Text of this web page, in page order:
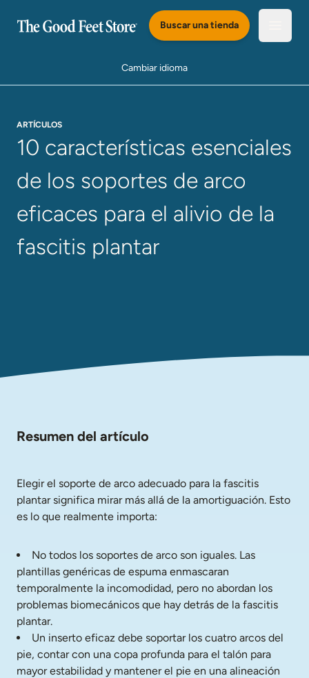
Buscar una tienda
Cambiar idioma
ARTÍCULOS
10 características esenciales
de los soportes de arco
eficaces para el alivio de la
fascitis plantar
Resumen del artículo
Elegir el soporte de arco adecuado para la fascitis
plantar significa mirar más allá de la amortiguación. Esto
es lo que realmente importa:
No todos los soportes de arco son iguales. Las
plantillas genéricas de espuma enmascaran
temporalmente la incomodidad, pero no abordan los
problemas biomecánicos que hay detrás de la fascitis
plantar.
Un inserto eficaz debe soportar los cuatro arcos del
pie, contar con una copa profunda para el talón para
mayor estabilidad y mantener el pie en una alineación